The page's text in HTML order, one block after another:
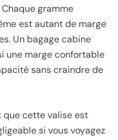
gramme
est autant de marge
Un bagage cabine
une marge confortable
sans craindre de
que cette valise est
si vous voyagez